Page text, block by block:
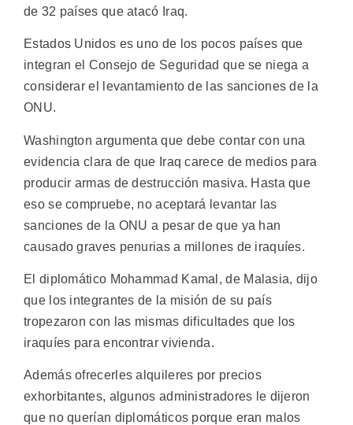
de 32 países que atacó Iraq.
Estados Unidos es uno de los pocos países que
integran el Consejo de Seguridad que se niega a
considerar el levantamiento de las sanciones de la
ONU.
Washington argumenta que debe contar con una
evidencia clara de que Iraq carece de medios para
producir armas de destrucción masiva. Hasta que
eso se compruebe, no aceptará levantar las
sanciones de la ONU a pesar de que ya han
causado graves penurias a millones de iraquíes.
El diplomático Mohammad Kamal, de Malasia, dijo
que los integrantes de la misión de su país
tropezaron con las mismas dificultades que los
iraquíes para encontrar vivienda.
Además ofrecerles alquileres por precios
exhorbitantes, algunos administradores le dijeron
que no querían diplomáticos porque eran malos